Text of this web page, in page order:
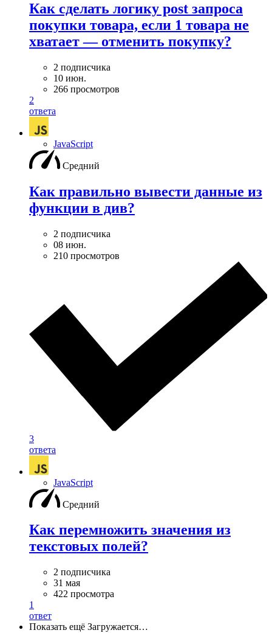
Как сделать логику post запроса
покупки товара, если 1 товара не
хватает — отменить покупку?
2 подписчика
10 июн.
266 просмотров
2
ответа
JavaScript
Средний
Как правильно вывести данные из
функции в див?
2 подписчика
08 июн.
210 просмотров
3
ответа
JavaScript
Средний
Как перемножить значения из
текстовых полей?
2 подписчика
31 мая
422 просмотра
1
ответ
Показать ещё Загружается…